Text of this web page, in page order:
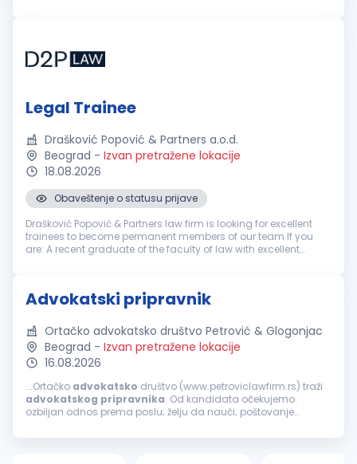
Legal Trainee
Drašković Popović & Partners a.o.d.
Beograd - Izvan pretražene lokacije
18.08.2026
Obaveštenje o statusu prijave
Drašković Popović & Partners law firm is looking for excellent
trainees to become permanent members of our team If you
are: A recent graduate of the faculty of law with excellent
Advokatski pripravnik
Ortačko advokatsko društvo Petrović & Glogonjac
Beograd - Izvan pretražene lokacije
16.08.2026
...Ortačko advokatsko društvo (www.petroviclawfirm.rs) traži
advokatskog pripravnika. Od kandidata očekujemo:
ozbiljan odnos prema poslu; želju da nauči; poštovanje